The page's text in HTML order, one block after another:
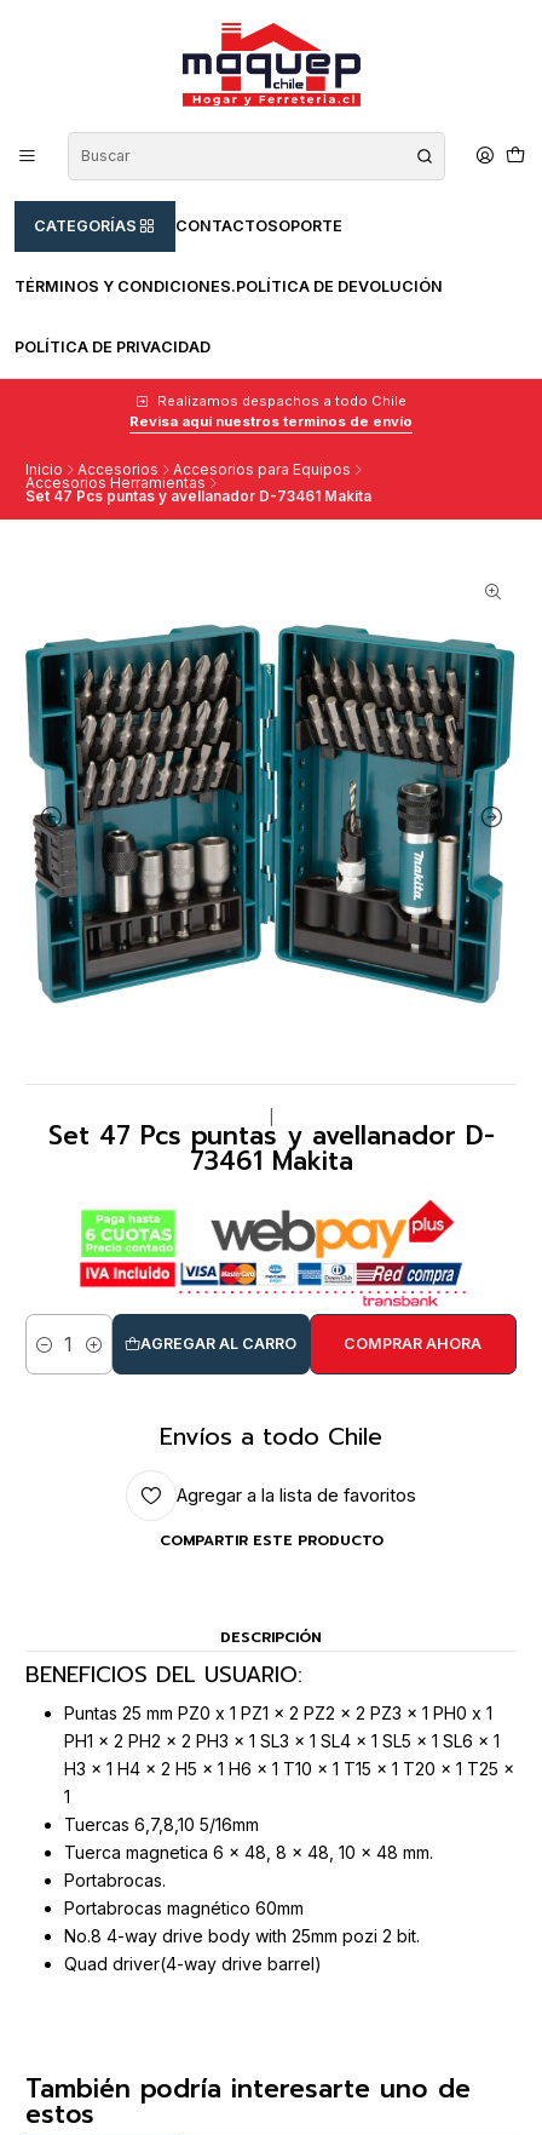
CATEGORÍAS CONTACTOSOPORTE
TÉRMINOS Y CONDICIONES.POLÍTICA DE DEVOLUCIÓN
POLÍTICA DE PRIVACIDAD
Realizamos despachos a todo Chile
Revisa aquí nuestros terminos de envío
Inicio Accesorios Accesorios para Equipos
Accesorios Herramientas
Set 47 Pcs puntas y avellanador D-73461 Makita
Set 47 Pcs puntas y avellanador D-
73461 Makita
Cantidad
AGREGAR AL CARRO COMPRAR AHORA
Envíos a todo Chile
Agregar a la lista de favoritos
COMPARTIR ESTE PRODUCTO
DESCRIPCIÓN
BENEFICIOS DEL USUARIO:
Puntas 25 mm PZ0 x 1 PZ1 x 2 PZ2 x 2 PZ3 x 1 PH0 x 1
PH1 x 2 PH2 x 2 PH3 x 1 SL3 x 1 SL4 x 1 SL5 x 1 SL6 x 1
H3 x 1 H4 x 2 H5 x 1 H6 x 1 T10 x 1 T15 x 1 T20 x 1 T25 x
1
Tuercas 6,7,8,10 5/16mm
Tuerca magnetica 6 x 48, 8 x 48, 10 x 48 mm.
Portabrocas.
Portabrocas magnético 60mm
No.8 4-way drive body with 25mm pozi 2 bit.
Quad driver(4-way drive barrel)
También podría interesarte uno de
estos